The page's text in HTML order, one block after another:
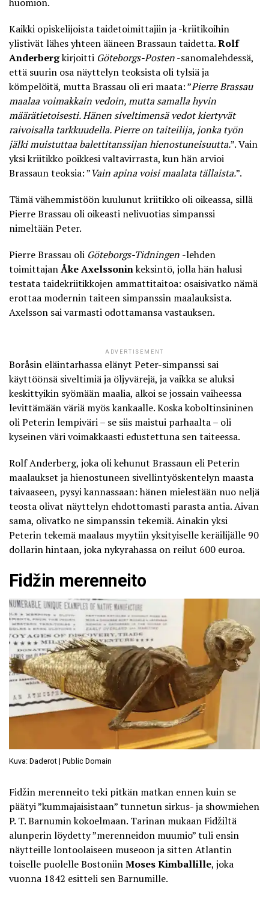
Kaikki opiskelijoista taidetoimittajiin ja -kriitikoihin
ylistivät lähes yhteen ääneen Brassaun taidetta.Rolf
Anderbergkirjoitti Göteborgs-Posten-sanomalehdessä,
että suurin osa näyttelyn teoksista oli tylsiä ja
kömpelöitä, mutta Brassau oli eri maata: ”Pierre Brassau
maalaa voimakkain vedoin, mutta samalla hyvin
määrätietoisesti. Hänen siveltimensä vedot kiertyvät
raivoisalla tarkkuudella. Pierre on taiteilija, jonka työn
jälki muistuttaa balettitanssijan hienostuneisuutta.”. Vain
yksi kriitikko poikkesi valtavirrasta, kun hän arvioi
Brassaun teoksia: ”Vain apina voisi maalata tällaista.”.
Tämä vähemmistöön kuulunut kriitikko oli oikeassa, sillä
Pierre Brassau oli oikeasti nelivuotias simpanssi
nimeltään Peter.
Pierre Brassau oli Göteborgs-Tidningen -lehden
toimittajanÅke Axelssoninkeksintö, jolla hän halusi
testata taidekriitikkojen ammattitaitoa: osaisivatko nämä
erottaa modernin taiteen simpanssin maalauksista.
Axelsson sai varmasti odottamansa vastauksen.
ADVERTISEMENT
Boråsin eläintarhassa elänyt Peter-simpanssi sai
käyttöönsä siveltimiä ja öljyvärejä, ja vaikka se aluksi
keskittyikin syömään maalia, alkoi se jossain vaiheessa
levittämään väriä myös kankaalle. Koska koboltinsininen
oli Peterin lempiväri – se siis maistui parhaalta – oli
kyseinen väri voimakkaasti edustettuna sen taiteessa.
Rolf Anderberg, joka oli kehunut Brassaun eli Peterin
maalaukset ja hienostuneen sivellintyöskentelyn maasta
taivaaseen, pysyi kannassaan: hänen mielestään nuo neljä
teosta olivat näyttelyn ehdottomasti parasta antia. Aivan
sama, olivatko ne simpanssin tekemiä. Ainakin yksi
Peterin tekemä maalaus myytiin yksityiselle keräilijälle 90
dollarin hintaan, joka nykyrahassa on reilut 600 euroa.
Fidžin merenneito
Kuva: Daderot | Public Domain
Fidžin merenneitoteki pitkän matkan ennen kuin se
päätyi ”kummajaisistaan” tunnetun sirkus- ja showmiehen
P. T. Barnumin kokoelmaan. Tarinan mukaan Fidžiltä
alunperin löydetty ”merenneidon muumio” tuli ensin
näytteille lontoolaiseen museoon ja sitten Atlantin
toiselle puolelle BostoniinMoses Kimballille, joka
vuonna 1842 esitteli sen Barnumille.